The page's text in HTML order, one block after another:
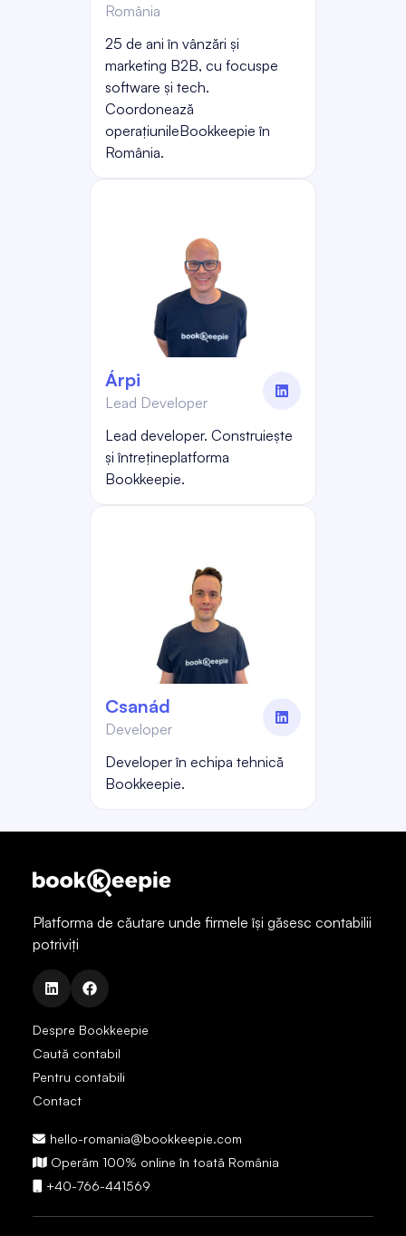
România
25 de ani în vânzări și
marketing B2B, cu focuspe
software și tech.
Coordonează
operațiunileBookkeepie în
România.
Árpi
Lead Developer
linkedin
Lead developer. Construiește
și întrețineplatforma
Bookkeepie.
Csanád
Developer
linkedin
Developer în echipa tehnică
Bookkeepie.
Platforma de căutare unde firmele își găsesc contabilii
potriviți
linkedin facebook
Despre Bookkeepie
Caută contabil
Pentru contabili
Contact
envelope hello-romania@bookkeepie.com
map Operăm 100% online în toată România
+40-766-441569